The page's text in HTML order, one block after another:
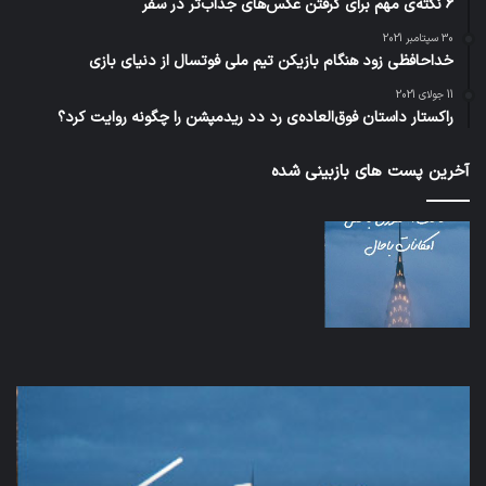
6 نکته‌ی مهم برای گرفتن عکس‌های جذاب‌تر در سفر
30 سپتامبر 2021
خداحافظی زود هنگام بازیکن تیم ملی فوتسال از دنیای بازی
11 جولای 2021
راکستار داستان فوق‌العاده‌ی رد دد ریدمپشن را چگونه روایت کرد؟
آخرین پست های بازبینی شده